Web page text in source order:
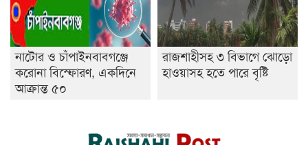
নাটোর ও চাঁপাইনবাবগঞ্জে
করোনা বিস্ফোরণ, একদিনে
আক্রান্ত ৫০
রাজশাহীসহ ৩ বিভাগে ঝোড়ো
হাওয়াসহ হতে পারে বৃষ্টি